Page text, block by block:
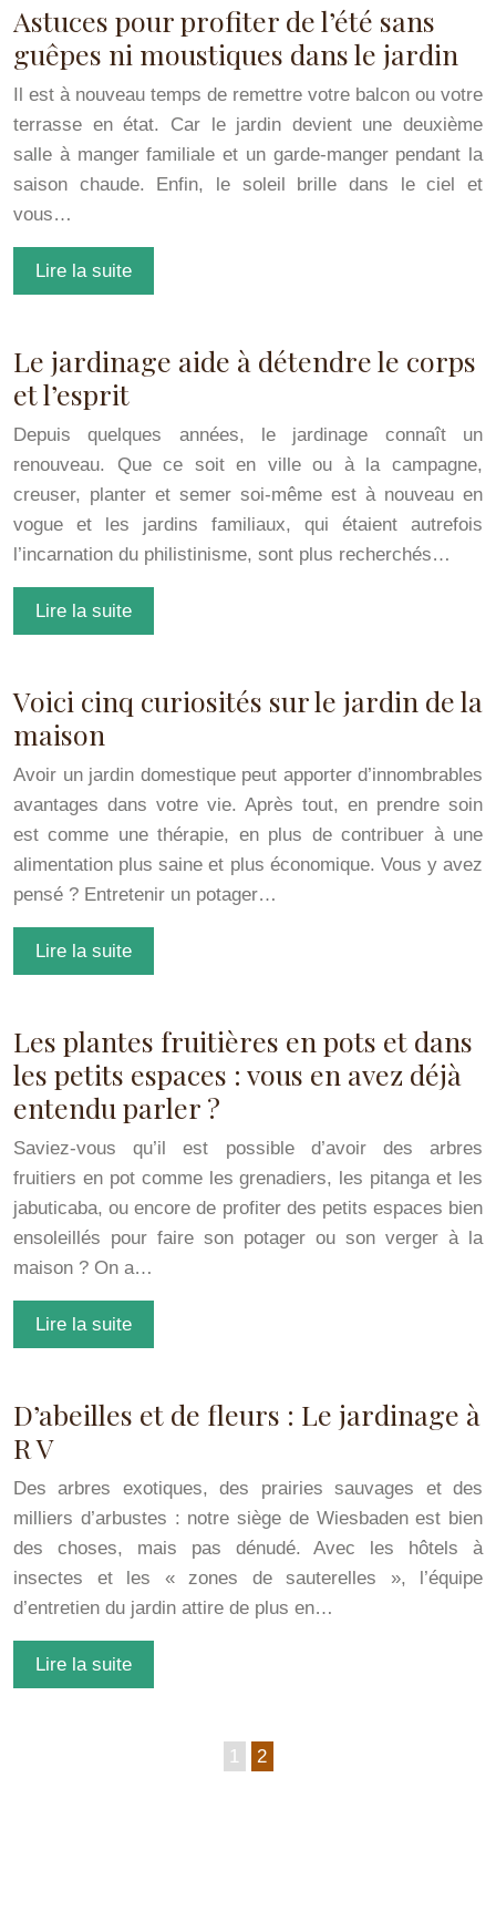
Astuces pour profiter de l’été sans
guêpes ni moustiques dans le jardin
Il est à nouveau temps de remettre votre balcon ou votre
terrasse en état. Car le jardin devient une deuxième
salle à manger familiale et un garde-manger pendant la
saison chaude. Enfin, le soleil brille dans le ciel et
vous…
Lire la suite
Le jardinage aide à détendre le corps
et l’esprit
Depuis quelques années, le jardinage connaît un
renouveau. Que ce soit en ville ou à la campagne,
creuser, planter et semer soi-même est à nouveau en
vogue et les jardins familiaux, qui étaient autrefois
l’incarnation du philistinisme, sont plus recherchés…
Lire la suite
Voici cinq curiosités sur le jardin de la
maison
Avoir un jardin domestique peut apporter d’innombrables
avantages dans votre vie. Après tout, en prendre soin
est comme une thérapie, en plus de contribuer à une
alimentation plus saine et plus économique. Vous y avez
pensé ? Entretenir un potager…
Lire la suite
Les plantes fruitières en pots et dans
les petits espaces : vous en avez déjà
entendu parler ?
Saviez-vous qu’il est possible d’avoir des arbres
fruitiers en pot comme les grenadiers, les pitanga et les
jabuticaba, ou encore de profiter des petits espaces bien
ensoleillés pour faire son potager ou son verger à la
maison ? On a…
Lire la suite
D’abeilles et de fleurs : Le jardinage à
R V
Des arbres exotiques, des prairies sauvages et des
milliers d’arbustes : notre siège de Wiesbaden est bien
des choses, mais pas dénudé. Avec les hôtels à
insectes et les « zones de sauterelles », l’équipe
d’entretien du jardin attire de plus en…
Lire la suite
1 2